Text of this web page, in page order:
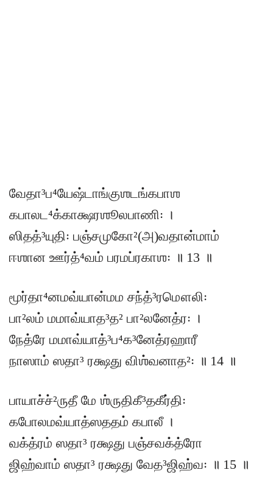
வேதா³ப⁴யேஷ்டாங்குஶடங்கபாஶ
கபாலட⁴க்காக்ஷரஶூலபாணி꞉ ।
ஸிதத்³யுதி꞉ பஞ்சமுகோ²(அ)வதான்மாம்
ஈஶான ஊர்த்⁴வம் பரமப்ரகாஶ꞉ ॥ 13 ॥
மூர்தா⁴னமவ்யான்மம சந்த்³ரமௌலி꞉
பா²லம் மமாவ்யாத³த² பா²லனேத்ர꞉ ।
நேத்ரே மமாவ்யாத்³ப⁴க³னேத்ரஹாரீ
நாஸாம் ஸதா³ ரக்ஷது விஶ்வனாத²꞉ ॥ 14 ॥
பாயாச்ச்²ருதீ மே ஶ்ருதிகீ³தகீர்தி꞉
கபோலமவ்யாத்ஸததம் கபாலீ ।
வக்த்ரம் ஸதா³ ரக்ஷது பஞ்சவக்த்ரோ
ஜிஹ்வாம் ஸதா³ ரக்ஷது வேத³ஜிஹ்வ꞉ ॥ 15 ॥